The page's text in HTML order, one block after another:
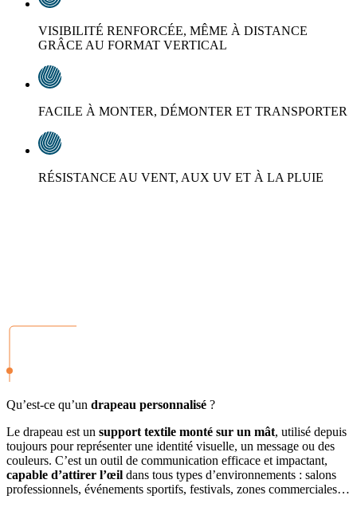
VISIBILITÉ RENFORCÉE, MÊME À DISTANCE
GRÂCE AU FORMAT VERTICAL
FACILE À MONTER, DÉMONTER ET TRANSPORTER
RÉSISTANCE AU VENT, AUX UV ET À LA PLUIE
Qu’est-ce qu’un drapeau personnalisé ?
Le drapeau est un support textile monté sur un mât, utilisé depuis
toujours pour représenter une identité visuelle, un message ou des
couleurs. C’est un outil de communication efficace et impactant,
capable d’attirer l’œil dans tous types d’environnements : salons
professionnels, événements sportifs, festivals, zones commerciales…